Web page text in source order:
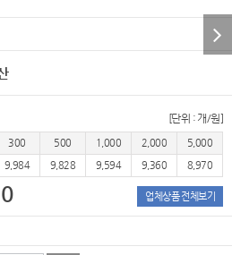
[단위 : 개/원]
300 500 1,000 2,000
5,000
9,984 9,828 9,594 9,360 8,970
업체상품 전체보기